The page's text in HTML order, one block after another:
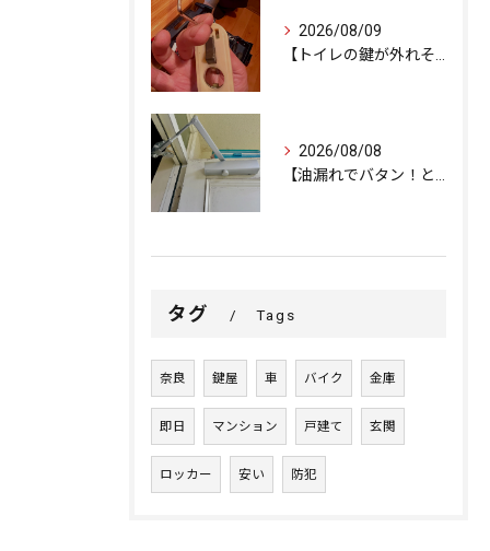
2026/08/09
2026/08/08
タグ Tags
奈良 鍵屋 車 バイク 金庫
即日 マンション 戸建て 玄関
ロッカー 安い 防犯